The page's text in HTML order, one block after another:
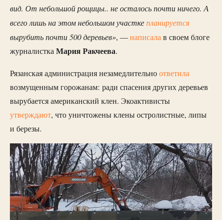
вид. От небольшой рощицы.. не осталось почти ничего. А
всего лишь на этом небольшом участкепланируется
вырубить почти 500 деревьев», —написалав своем блоге
журналисткаМария Ракчеева.
Рязанская администрация незамедлительноответила
возмущенным горожанам: ради спасения других деревьев
вырубается американский клен. Экоактивисты
утверждают, что уничтожены клены остролистные, липы
и березы.